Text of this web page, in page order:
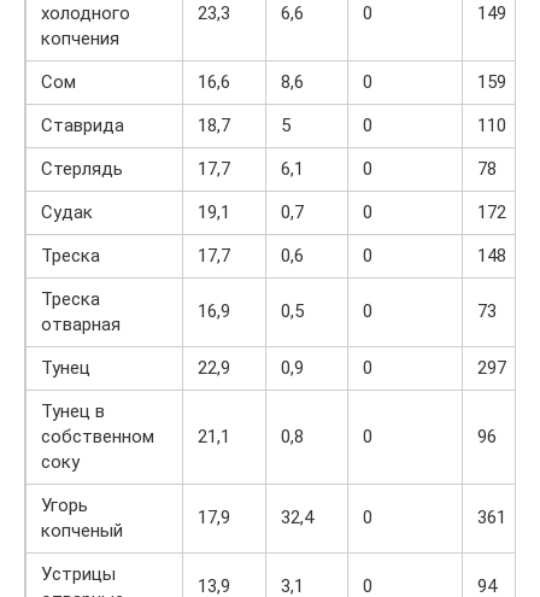
холодного
копчения
23,3 6,6 0 149
Сом 16,6 8,6 0
159
Ставрида
18,7 5 0
110
Стерлядь
17,7 6,1 0
78
Судак
19,1 0,7 0
172
Треска
17,7 0,6 0
148
Треска
отварная
16,9 0,5 0 73
Тунец 22,9 0,9 0
297
Тунец в
собственном
соку
21,1 0,8 0 96
Угорь
копченый
17,9 32,4 0 361
Устрицы
13,9 3,1 0 94